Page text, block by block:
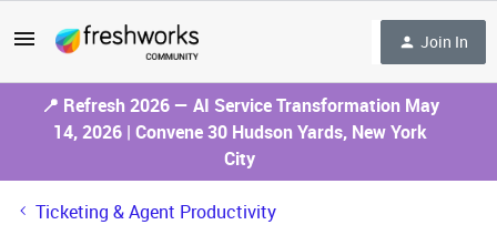
Join In
📍 Refresh 2026 — AI Service Transformation May
14, 2026 | Convene 30 Hudson Yards, New York
City
Ticketing & Agent Productivity